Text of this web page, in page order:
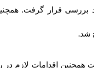
بررسی قرار گرفت.
شد.